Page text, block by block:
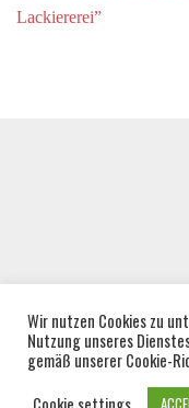
Lackiererei”
Wir nutzen Cookies zu
Nutzung unseres
gemäß unserer Cookie-